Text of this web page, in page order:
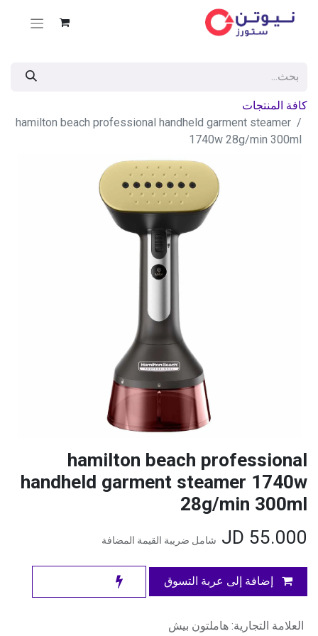
كافة المنتجات
hamilton beach professional handheld garment steamer
1740w 28g/min 300ml
hamilton beach professional
handheld garment steamer 1740w
28g/min 300ml
55.000
شامل ضريبة القيمة المضافة
إضافة إلى عربة التسوق
العلامة التجارية: هاملتون بيش